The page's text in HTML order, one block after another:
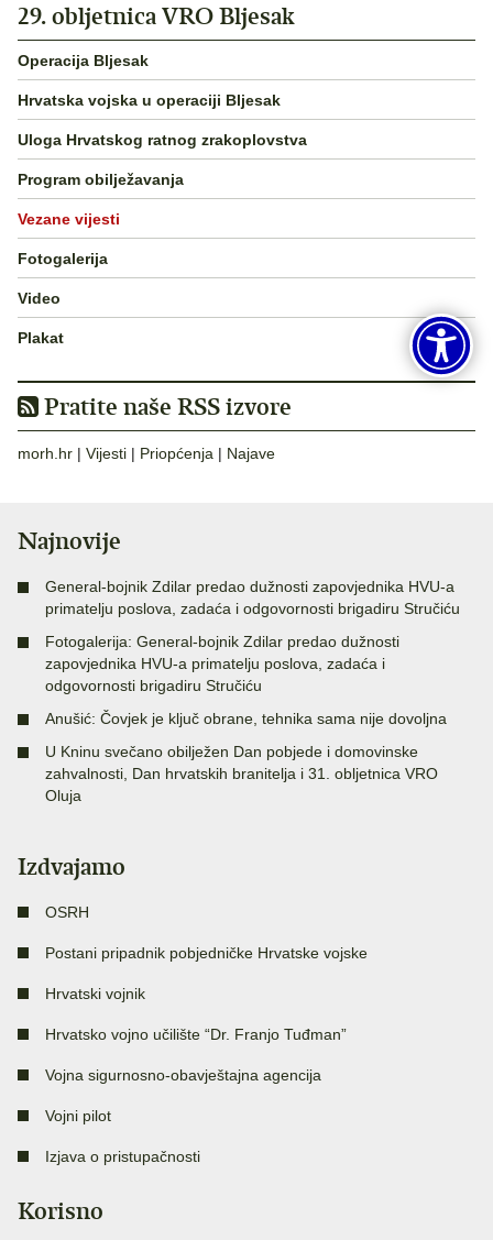
29. obljetnica VRO Bljesak
Operacija Bljesak
Hrvatska vojska u operaciji Bljesak
Uloga Hrvatskog ratnog zrakoplovstva
Program obilježavanja
Vezane vijesti
Fotogalerija
Video
Plakat
Pratite naše RSS izvore
morh.hr | Vijesti | Priopćenja | Najave
Najnovije
General-bojnik Zdilar predao dužnosti zapovjednika HVU-a
primatelju poslova, zadaća i odgovornosti brigadiru Stručiću
Fotogalerija: General-bojnik Zdilar predao dužnosti
zapovjednika HVU-a primatelju poslova, zadaća i
odgovornosti brigadiru Stručiću
Anušić: Čovjek je ključ obrane, tehnika sama nije dovoljna
U Kninu svečano obilježen Dan pobjede i domovinske
zahvalnosti, Dan hrvatskih branitelja i 31. obljetnica VRO
Oluja
Izdvajamo
OSRH
Postani pripadnik pobjedničke Hrvatske vojske
Hrvatski vojnik
Hrvatsko vojno učilište “Dr. Franjo Tuđman”
Vojna sigurnosno-obavještajna agencija
Vojni pilot
Izjava o pristupačnosti
Korisno